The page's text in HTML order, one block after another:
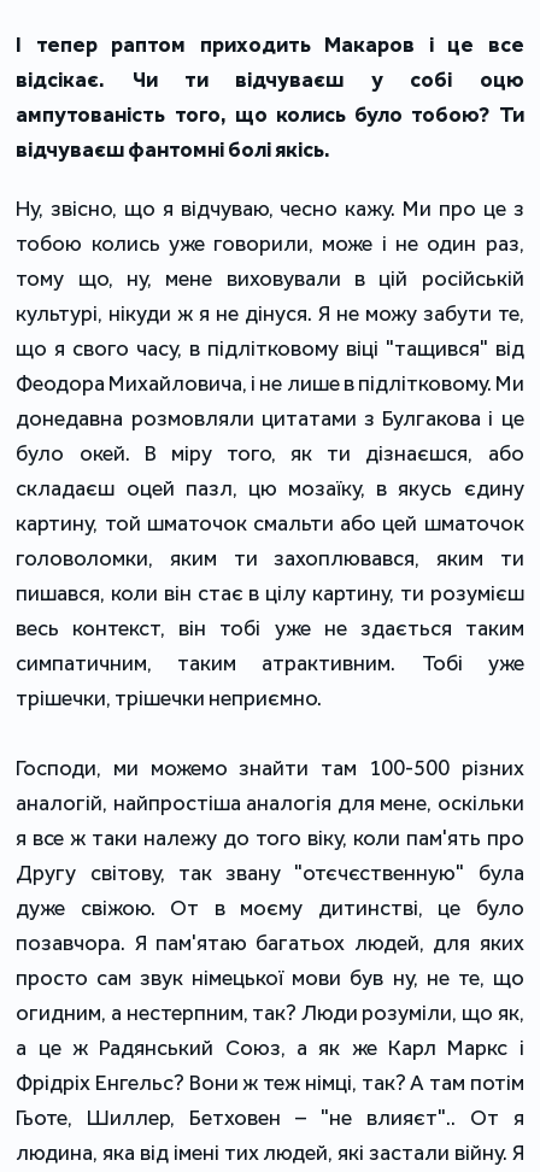
І тепер раптом приходить Макаров і це все
відсікає. Чи ти відчуваєш у собі оцю
ампутованість того, що колись було тобою? Ти
відчуваєш фантомні болі якісь.
Ну, звісно, що я відчуваю, чесно кажу. Ми про це з
тобою колись уже говорили, може і не один раз,
тому що, ну, мене виховували в цій російській
культурі, нікуди ж я не дінуся. Я не можу забути те,
що я свого часу, в підлітковому віці "тащився" від
Феодора Михайловича, і не лише в підлітковому. Ми
донедавна розмовляли цитатами з Булгакова і це
було окей. В міру того, як ти дізнаєшся, або
складаєш оцей пазл, цю мозаїку, в якусь єдину
картину, той шматочок смальти або цей шматочок
головоломки, яким ти захоплювався, яким ти
пишався, коли він стає в цілу картину, ти розумієш
весь контекст, він тобі уже не здається таким
симпатичним, таким атрактивним. Тобі уже
трішечки, трішечки неприємно.
Господи, ми можемо знайти там 100-500 різних
аналогій, найпростіша аналогія для мене, оскільки
я все ж таки належу до того віку, коли пам'ять про
Другу світову, так звану "отєчєственную" була
дуже свіжою. От в моєму дитинстві, це було
позавчора. Я пам'ятаю багатьох людей, для яких
просто сам звук німецької мови був ну, не те, що
огидним, а нестерпним, так? Люди розуміли, що як,
а це ж Радянський Союз, а як же Карл Маркс і
Фрідріх Енгельс? Вони ж теж німці, так? А там потім
Гьоте, Шиллер, Бетховен – "не влияєт".. От я
людина, яка від імені тих людей, які застали війну. Я